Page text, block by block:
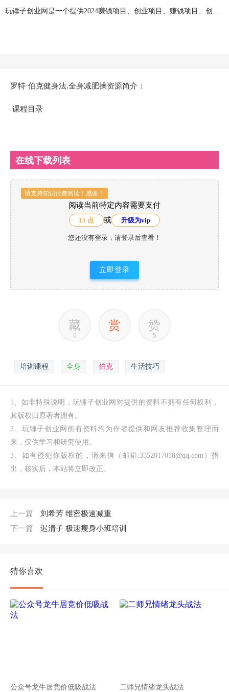
玩锤子创业网是一个提供2024赚钱项目、创业项目、赚钱项目、创业赚钱教程、引流教程的创业网,欢迎来玩锤子创业网！
罗特·伯克健身法.全身减肥操资源简介：
课程目录
在线下载列表
请支持知识付费阅读！感谢！
阅读当前特定内容需要支付
15 点 或 升级为vip
您还没有登录，请登录后查看！
立即登录
藏
0
赏 赞
5
培训课程 全身 伯克 生活技巧
1、如非特殊说明，玩锤子创业网对提供的资料不拥有任何权利，
其版权归原著者拥有。
2、玩锤子创业网所有资料均为作者提供和网友推荐收集整理而
来，仅供学习和研究使用。
3、如有侵犯你版权的，请来信（邮箱:3552017018@qq.com）指
出，核实后，本站将立即改正。
上一篇
刘希芳 维密极速减重
下一篇
迟清子 极速瘦身小班培训
猜你喜欢
公众号龙牛居竞价低吸战法 二师兄情绪龙头战法